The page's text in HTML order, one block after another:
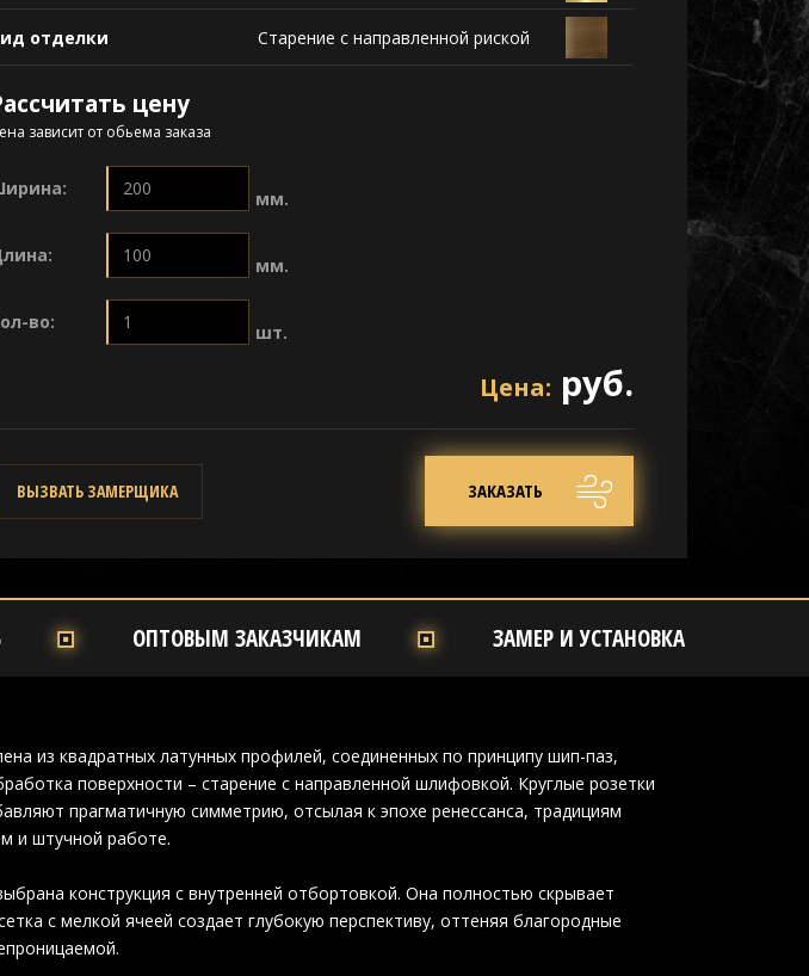
отделки Старение с направленной риской
цену
зависит от обьема заказа
мм.
мм.
во: шт.
Цена: руб.
ВЫЗВАТЬ ЗАМЕРЩИКА ЗАКАЗАТЬ
ОПТОВЫМ ЗАКАЗЧИКАМ ЗАМЕР И УСТАНОВКА
из квадратных латунных профилей, соединенных по принципу шип-паз,
поверхности – старение с направленной шлифовкой. Круглые розетки
прагматичную симметрию, отсылая к эпохе ренессанса, традициям
и штучной работе.
конструкция с внутренней отбортовкой. Она полностью скрывает
с мелкой ячеей создает глубокую перспективу, оттеняя благородные